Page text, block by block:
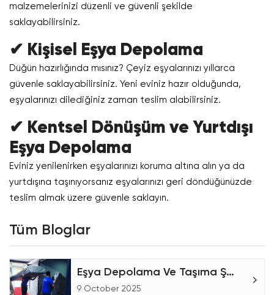
Tüm Bloglar
Eşya Depolama Ve Taşıma Şirketiyiz
9 October 2025
malzemelerinizi düzenli ve güvenli şekilde
saklayabilirsiniz.
✔ Kişisel Eşya Depolama
Düğün hazırlığında mısınız? Çeyiz eşyalarınızı yıllarca
güvenle saklayabilirsiniz. Yeni eviniz hazır olduğunda,
eşyalarınızı dilediğiniz zaman teslim alabilirsiniz.
✔ Kentsel Dönüşüm ve Yurtdışı
Eşya Depolama
Eviniz yenilenirken eşyalarınızı koruma altına alın ya da
yurtdışına taşınıyorsanız eşyalarınızı geri döndüğünüzde
teslim almak üzere güvenle saklayın.